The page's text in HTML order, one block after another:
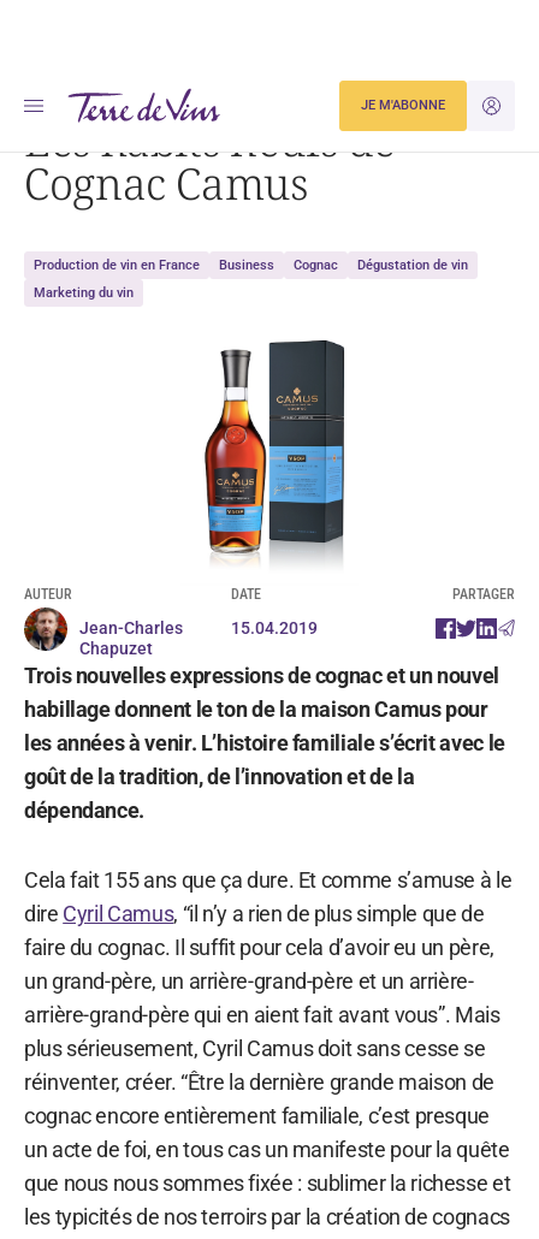
JE
JE M'ABONNE
Accueil Les habits neufs de Cognac Camus
Les habits neufs de
Cognac Camus
Production de vin en France Business Cognac
Dégustation de vin
Marketing du vin
AUTEUR
Jean-Charles
Chapuzet
DATE
15.04.2019
PARTAGER
Trois nouvelles expressions de cognac et un nouvel
habillage donnent le ton de la maison Camus pour
les années à venir. L’histoire familiale s’écrit avec le
goût de la tradition, de l’innovation et de la
dépendance.
Cela fait 155 ans que ça dure. Et comme s’amuse à le
dire Cyril Camus, “il n’y a rien de plus simple que de
faire du cognac. Il suffit pour cela d’avoir eu un père,
un grand-père, un arrière-grand-père et un arrière-
arrière-grand-père qui en aient fait avant vous”. Mais
plus sérieusement, Cyril Camus doit sans cesse se
réinventer, créer. “Être la dernière grande maison de
cognac encore entièrement familiale, c’est presque
un acte de foi, en tous cas un manifeste pour la quête
que nous nous sommes fixée : sublimer la richesse et
les typicités de nos terroirs par la création de cognacs